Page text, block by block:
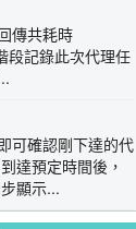
傳共耗時
段記錄此次代理任
可確認剛下達的代
達預定時間後，
顯示...